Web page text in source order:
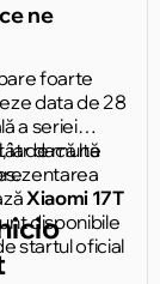
ne
foarte
data de 28
a seriei
iar dacă ne
Xiaomi 17T
disponibile
startul oficial
de multă